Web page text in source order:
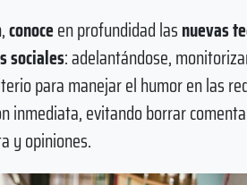
conoceen profundidad lasnuevas
sociales: adelantándose,
para manejar el humor en las
inmediata, evitando borrar
y opiniones.